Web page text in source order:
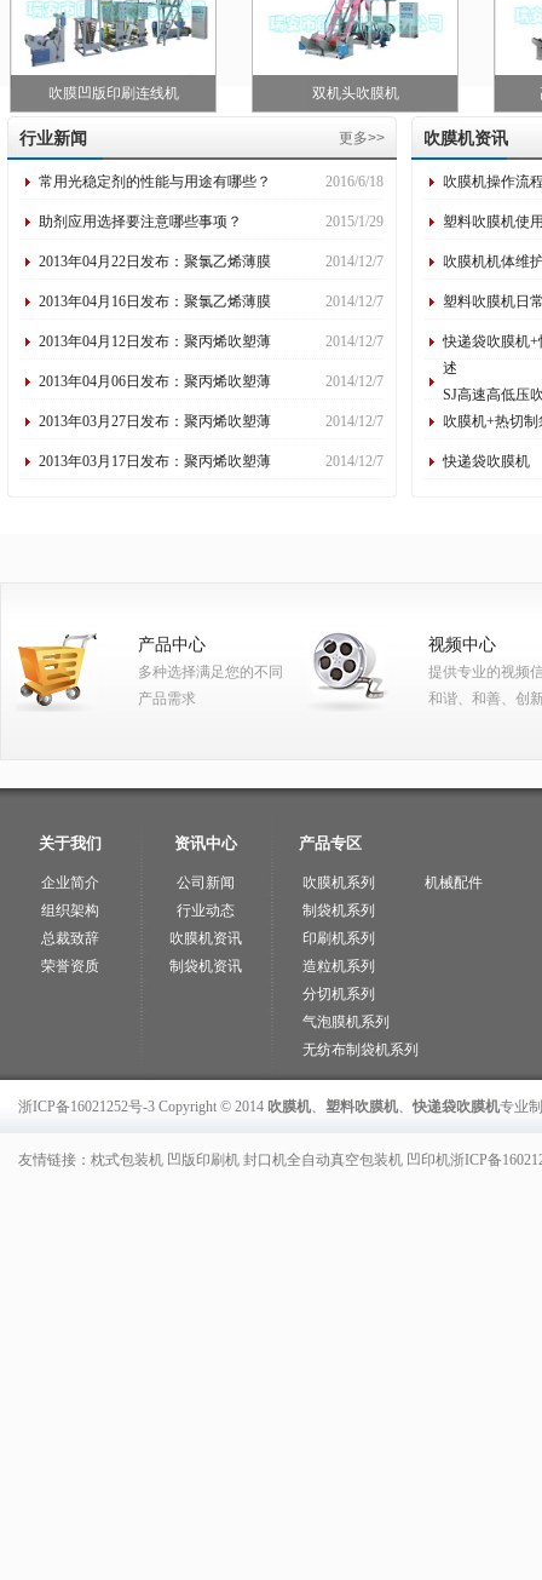
吹膜凹版印刷连线机 双机头吹膜机
行业新闻 更多>>
常用光稳定剂的性能与用途有哪些？ 2016/6/18
助剂应用选择要注意哪些事项？ 2015/1/29
2013年04月22日发布：聚氯乙烯薄膜 2014/12/7
2013年04月16日发布：聚氯乙烯薄膜 2014/12/7
2013年04月12日发布：聚丙烯吹塑薄 2014/12/7
2013年04月06日发布：聚丙烯吹塑薄 2014/12/7
2013年03月27日发布：聚丙烯吹塑薄 2014/12/7
2013年03月17日发布：聚丙烯吹塑薄 2014/12/7
吹膜机资讯
吹膜机操作流
塑料吹膜机使
吹膜机机体维
塑料吹膜机日
快递袋吹膜机
述
SJ高速高低压
吹膜机+热切
快递袋吹膜机
产品中心
多种选择满足您的不同
产品需求
视频中心
提供专业的视频
和谐、和善、创
关于我们
企业简介
组织架构
总裁致辞
荣誉资质
资讯中心
公司新闻
行业动态
吹膜机资讯
制袋机资讯
产品专区
吹膜机系列
制袋机系列
印刷机系列
造粒机系列
分切机系列
气泡膜机系列
无纺布制袋机系列
机械配件
浙ICP备16021252号-3 Copyright © 2014 吹膜机、 塑料吹膜机、快递袋吹膜机专业
友情链接： 枕式包装机 凹版印刷机 封口机全自动真空包装机 凹印机浙ICP备